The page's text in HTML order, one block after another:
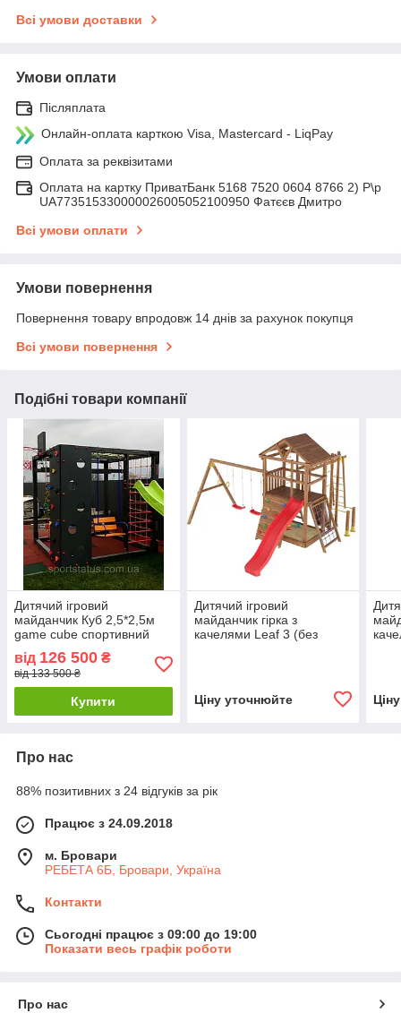
Всі умови доставки
Умови оплати
Післяплата
Онлайн-оплата карткою Visa, Mastercard - LiqPay
Оплата за реквізитами
Оплата на картку ПриватБанк 5168 7520 0604 8766 2) Р\р
UA773515330000026005052100950 Фатєєв Дмитро
Всі умови оплати
Умови повернення
Повернення товару впродовж 14 днів за рахунок покупця
Всі умови повернення
Подібні товари компанії
Дитячий ігровий
майданчик Куб 2,5*2,5м
game cube спортивний
комплекс вуличний
дитячий комплекс
від 126 500 ₴
від 133 500 ₴
Купити
Дитячий ігровий
майданчик гірка з
качелями Leaf 3 (без
Ціну уточнюйте
Про нас
88% позитивних з 24 відгуків за рік
Працює з 24.09.2018
м. Бровари
РЕБЕТА 6Б, Бровари, Україна
Контакти
Сьогодні працює з 09:00 до 19:00
Показати весь графік роботи
Про нас